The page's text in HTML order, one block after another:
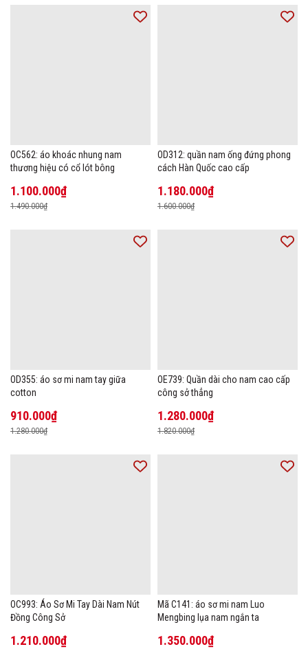
OC562: áo khoác nhung nam
thương hiệu có cổ lót bông
1.100.000₫
1.490.000₫
OD312: quần nam ống đứng phong
cách Hàn Quốc cao cấp
1.180.000₫
1.600.000₫
OD355: áo sơ mi nam tay giữa
cotton
910.000₫
1.280.000₫
OE739: Quần dài cho nam cao cấp
công sở thẳng
1.280.000₫
1.820.000₫
OC993: Áo Sơ Mi Tay Dài Nam Nút
Đồng Công Sở
1.210.000₫
Mã C141: áo sơ mi nam Luo
Mengbing lụa nam ngắn ta
1.350.000₫